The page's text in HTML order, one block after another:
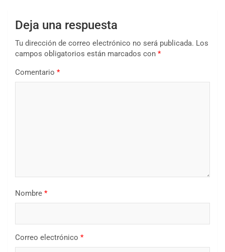
Deja una respuesta
Tu dirección de correo electrónico no será publicada. Los
campos obligatorios están marcados con *
Comentario *
Nombre *
Correo electrónico *